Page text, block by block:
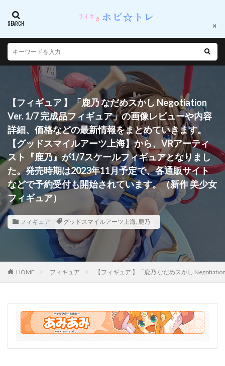
【フィギュア 】「鹿乃 なだめスかし Negotiation
Ver. 1/7 完成品フィギュア」の画像レビューや内容
詳細、価格などの最新情報をまとめていきます。
【グッドスマイルアーツ上海】から、VRアーティ
スト『鹿乃』が1/7スケールフィギュアとなりまし
た。発売時期は2023年11月予定で、各通販サイト
などで予約受付も開始されています。（新作 美少女
フィギュア）
フィギュア グッドスマイルアーツ上海, 鹿乃
HOME フィギュア 【フィギュア 】「鹿乃 なだめスかし